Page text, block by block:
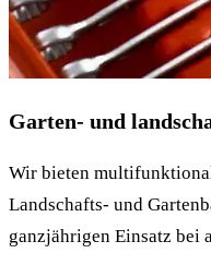
Garten- und
Wir bieten
Landschafts- und
ganzjährigen Einsatz bei